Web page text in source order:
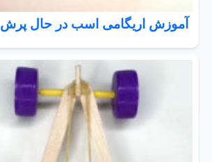
آموزش اریگامی اسب در حال پرش